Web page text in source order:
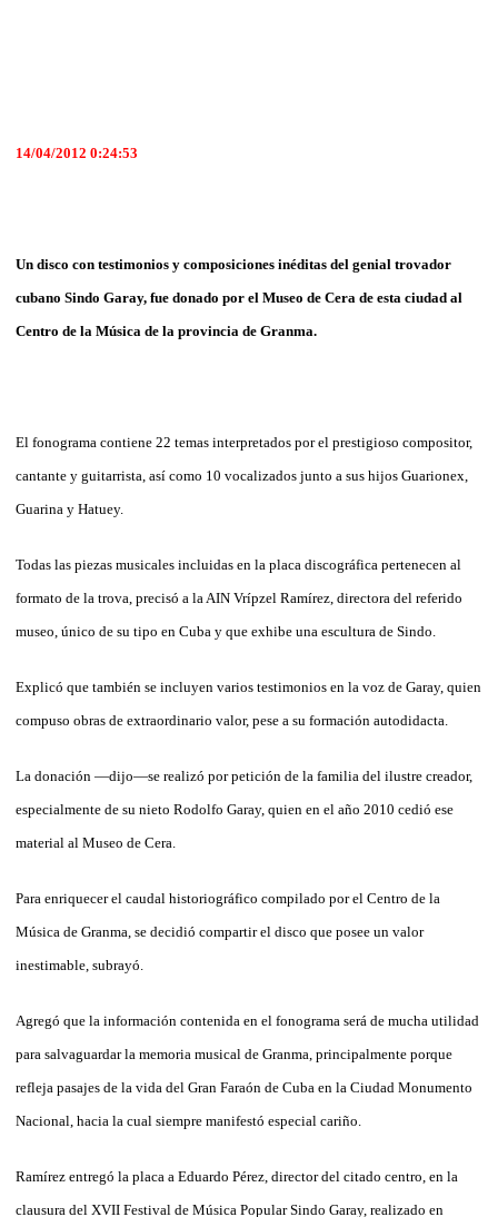
14/04/2012 0:24:53
Un disco con testimonios y composiciones inéditas del genial trovador
cubano Sindo Garay, fue donado por el Museo de Cera de esta ciudad al
Centro de la Música de la provincia de Granma.
El fonograma contiene 22 temas interpretados por el prestigioso compositor,
cantante y guitarrista, así como 10 vocalizados junto a sus hijos Guarionex,
Guarina y Hatuey.
Todas las piezas musicales incluidas en la placa discográfica pertenecen al
formato de la trova, precisó a la AIN Vrípzel Ramírez, directora del referido
museo, único de su tipo en Cuba y que exhibe una escultura de Sindo.
Explicó que también se incluyen varios testimonios en la voz de Garay, quien
compuso obras de extraordinario valor, pese a su formación autodidacta.
La donación —dijo—se realizó por petición de la familia del ilustre creador,
especialmente de su nieto Rodolfo Garay, quien en el año 2010 cedió ese
material al Museo de Cera.
Para enriquecer el caudal historiográfico compilado por el Centro de la
Música de Granma, se decidió compartir el disco que posee un valor
inestimable, subrayó.
Agregó que la información contenida en el fonograma será de mucha utilidad
para salvaguardar la memoria musical de Granma, principalmente porque
refleja pasajes de la vida del Gran Faraón de Cuba en la Ciudad Monumento
Nacional, hacia la cual siempre manifestó especial cariño.
Ramírez entregó la placa a Eduardo Pérez, director del citado centro, en la
clausura del XVII Festival de Música Popular Sindo Garay, realizado en